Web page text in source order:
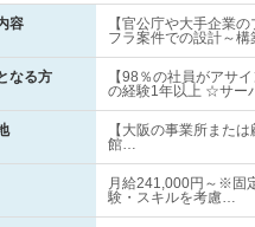
容
【官公庁や大手企業
フラ案件での設計～構
なる方
【98％の社員がアサ
の経験1年以上 ☆サー
【大阪の事業所また
館…
月給241,000円～※固
験・スキルを考慮…